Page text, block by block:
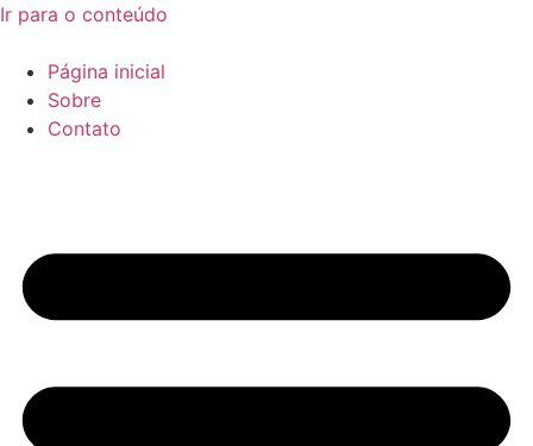
Ir para o conteúdo
Página inicial
Sobre
Contato